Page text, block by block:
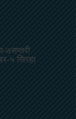
७सप्तरी
५ सिरहा